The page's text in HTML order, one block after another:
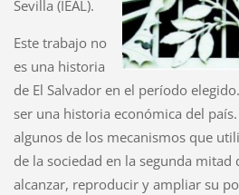
Sevilla (IEAL).
Este trabajo no
es una historia
de El Salvador en el período
ser una historia económica del
algunos de los mecanismos que
de la sociedad en la segunda mitad
alcanzar, reproducir y ampliar su